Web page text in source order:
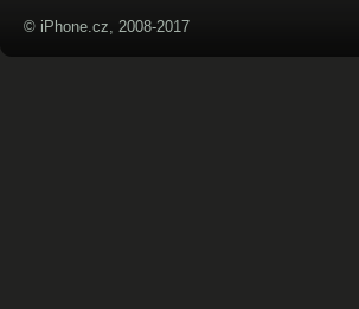
© iPhone.cz, 2008-2017